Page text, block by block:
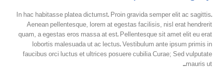
In hac habitasse platea dictumst. Proin gravida semper elit ac sagittis.
Aenean pellentesque, lorem at egestas facilisis, nisl erat hendrerit
quam, a egestas eros massa at est. Pellentesque sit amet elit eu erat
lobortis malesuada ut ac lectus. Vestibulum ante ipsum primis in
faucibus orci luctus et ultrices posuere cubilia Curae; Sed vulputate
mauris ut...